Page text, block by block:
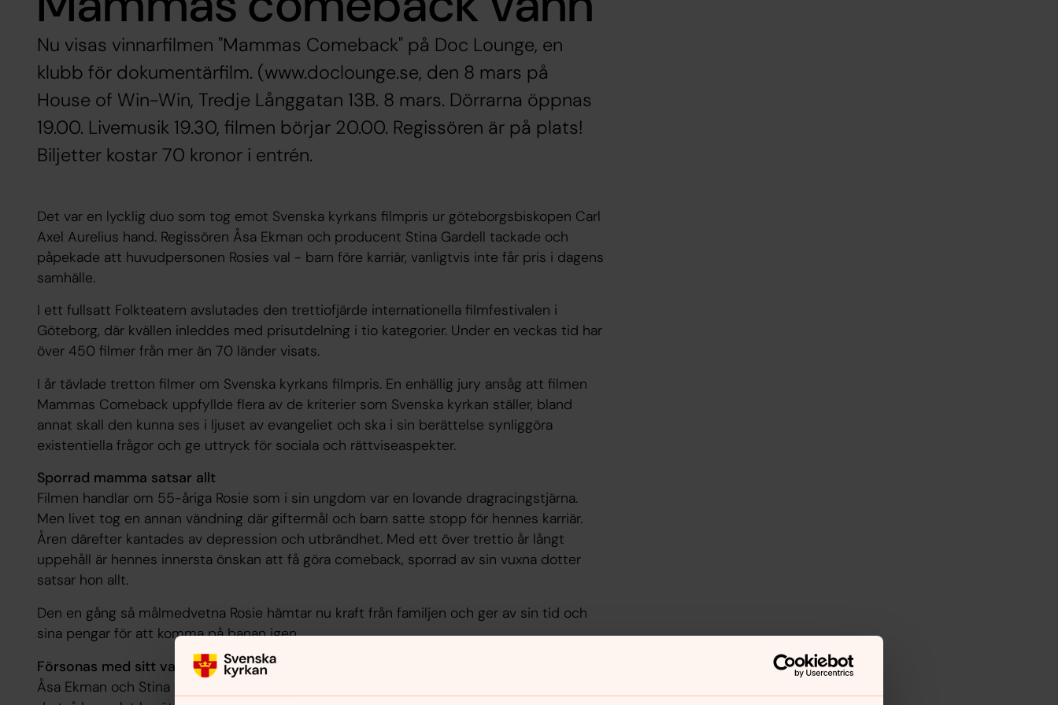
Nu visas vinnarfilmen "Mammas Comeback" på Doc Lounge, en
klubb för dokumentärfilm. (www.doclounge.se, den 8 mars på
House of Win-Win, Tredje Långgatan 13B. 8 mars. Dörrarna öppnas
19.00. Livemusik 19.30, filmen börjar 20.00. Regissören är på plats!
Biljetter kostar 70 kronor i entrén.
Det var en lycklig duo som tog emot Svenska kyrkans filmpris ur göteborgsbiskopen Carl
Axel Aurelius hand. Regissören Åsa Ekman och producent Stina Gardell tackade och
påpekade att huvudpersonen Rosies val - barn före karriär, vanligtvis inte får pris i dagens
samhälle.
I ett fullsatt Folkteatern avslutades den trettiofjärde internationella filmfestivalen i
Göteborg, där kvällen inleddes med prisutdelning i tio kategorier. Under en veckas tid har
över 450 filmer från mer än 70 länder visats.
I år tävlade tretton filmer om Svenska kyrkans filmpris. En enhällig jury ansåg att filmen
Mammas Comeback uppfyllde flera av de kriterier som Svenska kyrkan ställer, bland
annat skall den kunna ses i ljuset av evangeliet och ska i sin berättelse synliggöra
existentiella frågor och ge uttryck för sociala och rättviseaspekter.
Sporrad mamma satsar allt
Filmen handlar om 55-åriga Rosie som i sin ungdom var en lovande dragracingstjärna.
Men livet tog en annan vändning där giftermål och barn satte stopp för hennes karriär.
Åren därefter kantades av depression och utbrändhet. Med ett över trettio år långt
uppehåll är hennes innersta önskan att få göra comeback, sporrad av sin vuxna dotter
satsar hon allt.
Den en gång så målmedvetna Rosie hämtar nu kraft från familjen och ger av sin tid och
sina pengar för att komma på banan igen.
Försonas med sitt val
Åsa Ekman och Stina Gardell är glada över att juryn har sett och förstått vad det är som